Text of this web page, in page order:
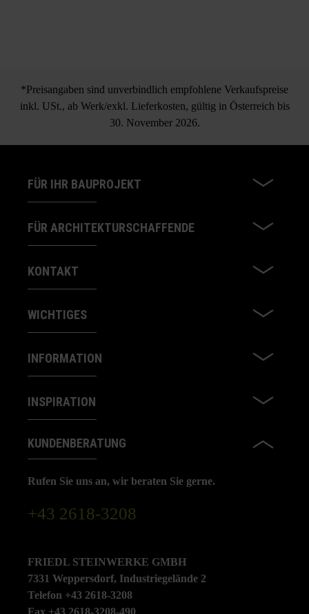
*Preisangaben sind unverbindlich empfohlene Verkaufspreise
inkl. USt., ab Werk/exkl. Lieferkosten, gültig in Österreich bis
30. November 2026.
FÜR IHR BAUPROJEKT
FÜR ARCHITEKTURSCHAFFENDE
KONTAKT
WICHTIGES
INFORMATION
INSPIRATION
KUNDENBERATUNG
Rufen Sie uns an, wir beraten Sie gerne.
+43 2618-3208
FRIEDL STEINWERKE GMBH
7331 Weppersdorf, Industriegelände 2
Telefon +43 2618-3208
Fax +43 2618-3208-490